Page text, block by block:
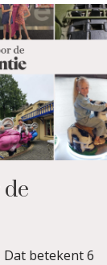
Dat betekent 6